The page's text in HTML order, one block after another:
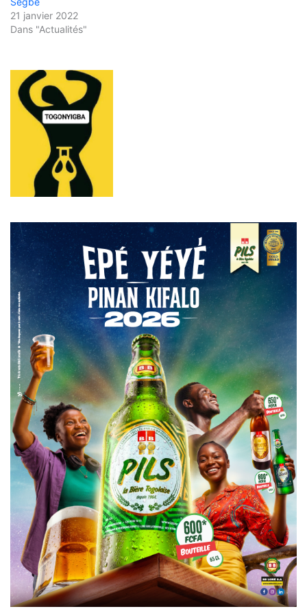
21 janvier 2022
Dans "Actualités"